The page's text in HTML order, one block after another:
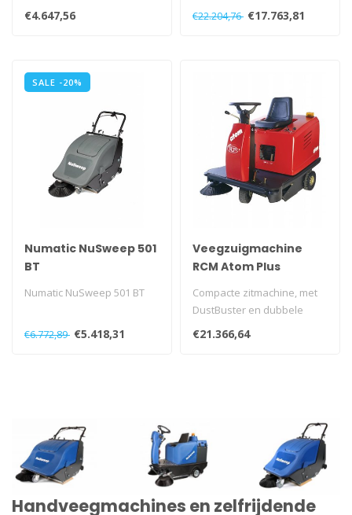
SmartTraction aandrijving...
€4.647,56 €22.204,76 €17.763,81
SALE -20%
Numatic NuSweep 501
BT
Numatic NuSweep 501 BT
€6.772,89 €5.418,31
Veegzuigmachine
RCM Atom Plus
Compacte zitmachine, met
DustBuster en dubbele
zijborstels.
€21.366,64
Handveegmachines en zelfrijdende